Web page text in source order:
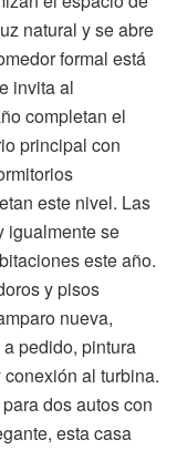
natural y se abre
formal está
invita al
completan el
principal con
este nivel. Las
igualmente se
este año.
y pisos
nueva,
pedido, pintura
al turbina.
dos autos con
esta casa